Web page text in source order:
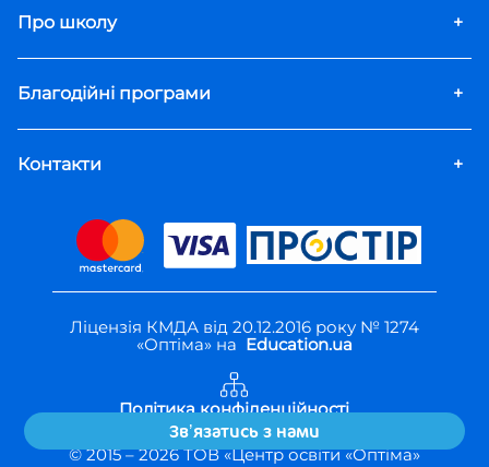
Про школу +
Благодійні програми +
Контакти +
Ліцензія КМДА від 20.12.2016 року № 1274
«Оптіма» на Education.ua
Політика конфіденційності
Правила користування
© 2015 – 2026 ТОВ «Центр освіти «Оптіма»
Звʼязатись з нами